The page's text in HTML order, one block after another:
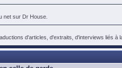
net sur Dr House.
d'articles, d'extraits, d'interviews liés à